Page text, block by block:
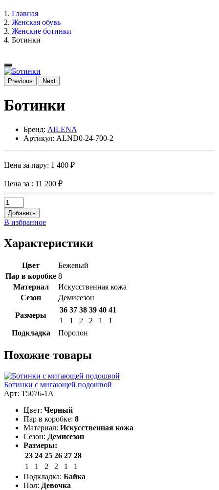
Главная
Женская обувь
Женские ботинки
Ботинки
Previous Next
Ботинки
Бренд: AILENA
Артикул: ALND0-24-700-2
Цена за пару: 1 400 ₽
Цена за : 11 200 ₽
Добавить
В избранное
Характеристики
Цвет
Бежевый
Пар в коробке 8
Материал
Искусственная кожа
Сезон
Демисезон
Размеры
36 37 38 39 40 41
1
1 2 2 1
1
Подкладка
Поролон
Похожие товары
Ботинки с мигающей подошвой
Арт: T5076-1A
Цвет: Черный
Пар в коробке: 8
Материал: Искусственная кожа
Сезон: Демисезон
Размеры:
23 24 25 26 27 28
1
1 2 2 1
1
Подкладка: Байка
Пол: Девочка